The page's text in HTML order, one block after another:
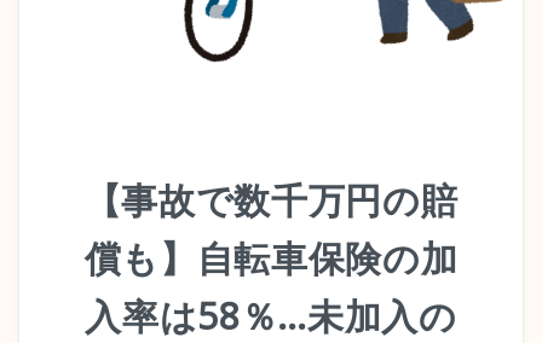
お問い合わせ・資料請求
【事故で数千万円の賠
償も】自転車保険の加
入率は58％…未加入の